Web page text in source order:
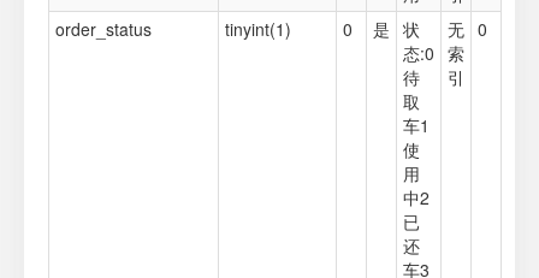
order_status
tinyint(1) 0 是 状
态:0
待
取
车1
使
用
中2
已
还
车3
无
索
引
0